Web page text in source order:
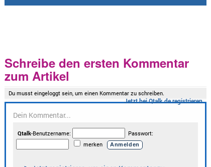
Schreibe den ersten Kommentar
zum Artikel